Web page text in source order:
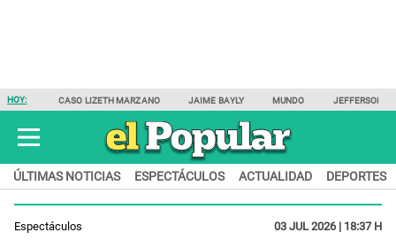
HOY: CASO LIZETH MARZANO JAIME BAYLY MUNDO JEFFERSON
ÚLTIMAS NOTICIAS ESPECTÁCULOS ACTUALIDAD DEPORTES
Espectáculos 03 JUL 2026 | 18:37 H